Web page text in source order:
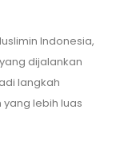
Indonesia,
dijalankan
langkah
lebih luas